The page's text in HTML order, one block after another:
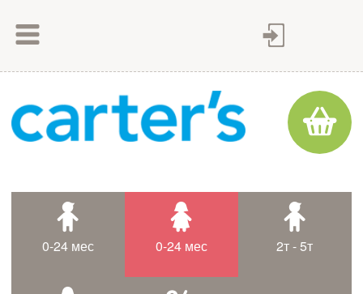
Как оплатить
Доставка товара
Контакты
0-24 мес 0-24 мес 2т - 5т